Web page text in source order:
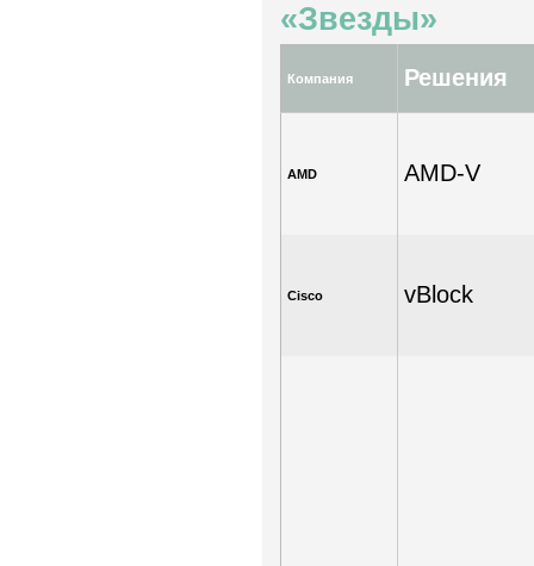
«Звезды»
Компания Решения
AMD AMD-V
Cisco vBlock